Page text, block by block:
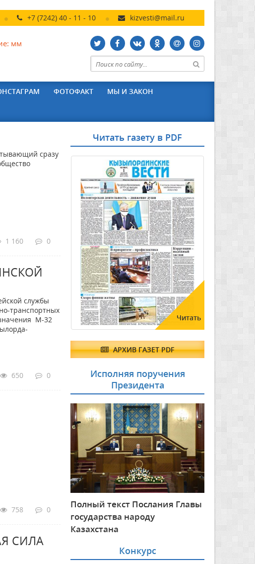
+7 (7242) 40 - 11 - 10 kizvesti@mail.ru
мм
ФОТОФАКТ МЫ И ЗАКОН
сразу
1 160 0
службы
транспортных
М-32
650 0
758 0
СИЛА
Читать газету в PDF
Читать
АРХИВ ГАЗЕТ PDF
Исполняя поручения
Президента
Полный текст Послания Главы
государства народу
Казахстана
Конкурс